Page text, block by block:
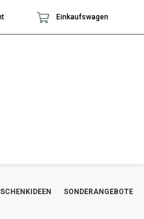
SONDERANGEBOTE
Einkaufswagen